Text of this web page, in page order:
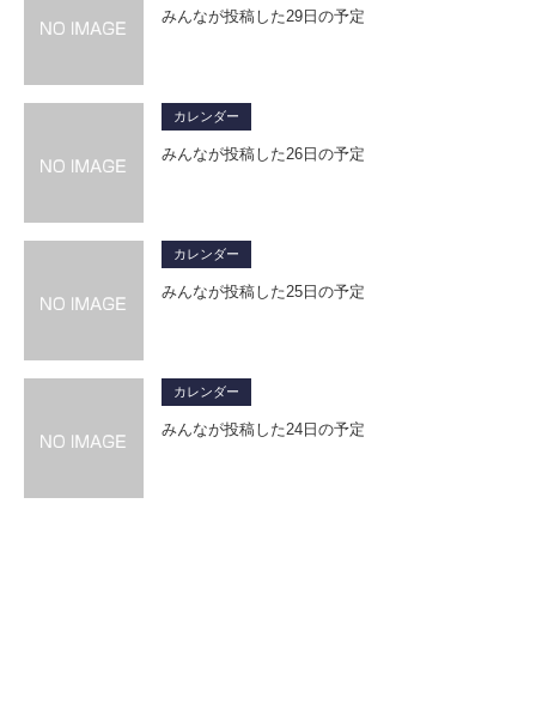
みんなが投稿した29日の予定
カレンダー
みんなが投稿した26日の予定
カレンダー
みんなが投稿した25日の予定
カレンダー
みんなが投稿した24日の予定